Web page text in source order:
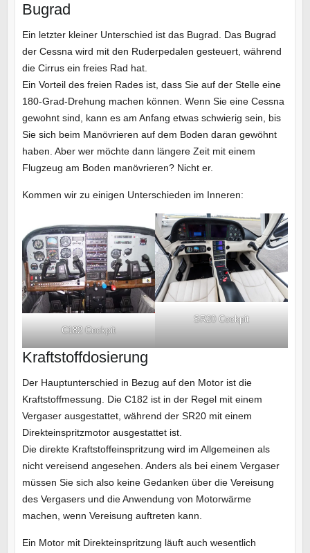
Bugrad
Ein letzter kleiner Unterschied ist das Bugrad. Das Bugrad
der Cessna wird mit den Ruderpedalen gesteuert, während
die Cirrus ein freies Rad hat.
Ein Vorteil des freien Rades ist, dass Sie auf der Stelle eine
180-Grad-Drehung machen können. Wenn Sie eine Cessna
gewohnt sind, kann es am Anfang etwas schwierig sein, bis
Sie sich beim Manövrieren auf dem Boden daran gewöhnt
haben. Aber wer möchte dann längere Zeit mit einem
Flugzeug am Boden manövrieren? Nicht er.
Kommen wir zu einigen Unterschieden im Inneren:
C182 Cockpit
SR20 Cockpit
Kraftstoffdosierung
Der Hauptunterschied in Bezug auf den Motor ist die
Kraftstoffmessung. Die C182 ist in der Regel mit einem
Vergaser ausgestattet, während der SR20 mit einem
Direkteinspritzmotor ausgestattet ist.
Die direkte Kraftstoffeinspritzung wird im Allgemeinen als
nicht vereisend angesehen. Anders als bei einem Vergaser
müssen Sie sich also keine Gedanken über die Vereisung
des Vergasers und die Anwendung von Motorwärme
machen, wenn Vereisung auftreten kann.
Ein Motor mit Direkteinspritzung läuft auch wesentlich